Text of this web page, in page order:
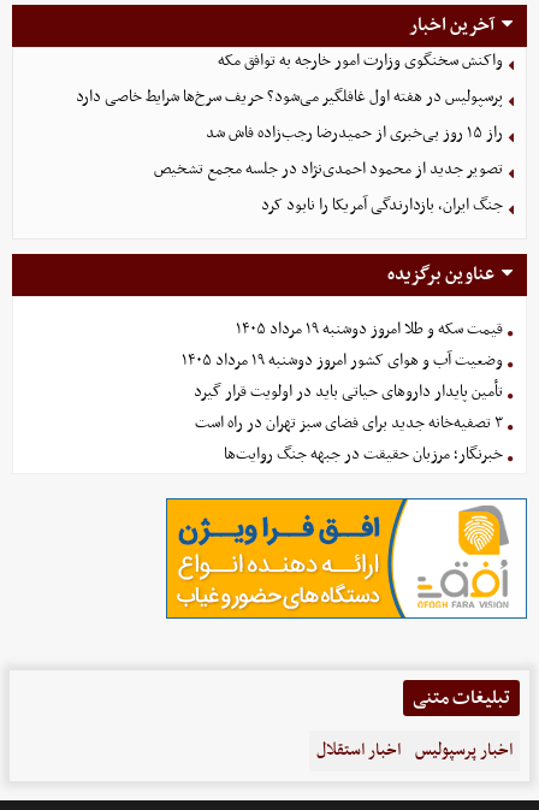
آخرین اخبار
واکنش سخنگوی وزارت امور خارجه به توافق مکه
پرسپولیس در هفته اول غافلگیر می‌شود؟ حریف سرخ‌ها شرایط خاصی دارد
راز ۱۵ روز بی‌خبری از حمیدرضا رجب‌زاده فاش شد
تصویر جدید از محمود احمدی‌نژاد در جلسه مجمع تشخیص
جنگ ایران، بازدارندگی آمریکا را نابود کرد
عناوین برگزیده
قیمت سکه و طلا امروز دوشنبه ۱۹ مرداد ۱۴۰۵
وضعیت آب و هوای کشور امروز دوشنبه ۱۹ مرداد ۱۴۰۵
تأمین پایدار داروهای حیاتی باید در اولویت قرار گیرد
۳ تصفیه‌خانه جدید برای فضای سبز تهران در راه است
خبرنگار؛ مرزبان حقیقت در جبهه جنگ روایت‌ها
تبلیغات متنی
اخبار پرسپولیس اخبار استقلال